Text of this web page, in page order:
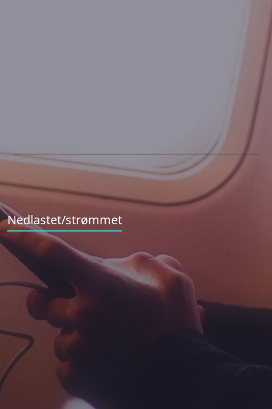
Nedlastet/strømmet